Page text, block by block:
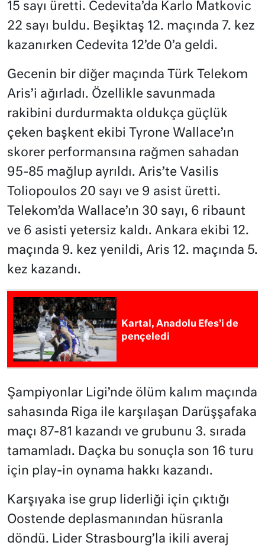
15 sayı üretti. Cedevita’da Karlo Matkovic
22 sayı buldu. Beşiktaş 12. maçında 7. kez
kazanırken Cedevita 12’de 0’a geldi.
Gecenin bir diğer maçında Türk Telekom
Aris’i ağırladı. Özellikle savunmada
rakibini durdurmakta oldukça güçlük
çeken başkent ekibi Tyrone Wallace’ın
skorer performansına rağmen sahadan
95-85 mağlup ayrıldı. Aris’te Vasilis
Toliopoulos 20 sayı ve 9 asist üretti.
Telekom’da Wallace’ın 30 sayı, 6 ribaunt
ve 6 asisti yetersiz kaldı. Ankara ekibi 12.
maçında 9. kez yenildi, Aris 12. maçında 5.
kez kazandı.
Kartal, Anadolu Efes’i de
pençeledi
Şampiyonlar Ligi’nde ölüm kalım maçında
sahasında Riga ile karşılaşan Darüşşafaka
maçı 87-81 kazandı ve grubunu 3. sırada
tamamladı. Daçka bu sonuçla son 16 turu
için play-in oynama hakkı kazandı.
Karşıyaka ise grup liderliği için çıktığı
Oostende deplasmanından hüsranla
döndü. Lider Strasbourg’la ikili averaj